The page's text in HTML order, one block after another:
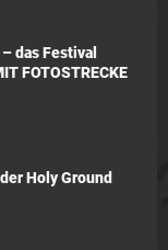
das Festival
FOTOSTRECKE
Holy Ground